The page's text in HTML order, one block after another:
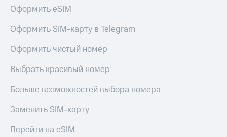
Оформить eSIM
Оформить SIM-карту в Telegram
Оформить чистый номер
Выбрать красивый номер
Больше возможностей выбора номера
Заменить SIM-карту
Перейти на eSIM